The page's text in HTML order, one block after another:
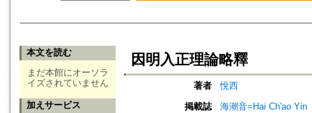
本文を読む
まだ本館にオーソラ
イズされていません
加えサービス
因明入正理論略釋
著者
悅西
掲載誌
海潮音=Hai Ch'ao Yin